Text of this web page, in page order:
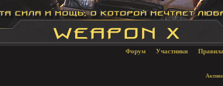
Форум Участники